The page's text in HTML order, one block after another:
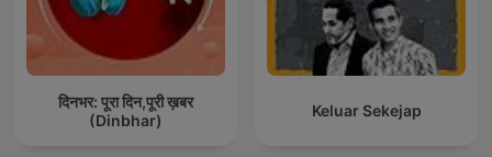
दिनभर: पूरा दिन,पूरी ख़बर
(Dinbhar)
Keluar Sekejap